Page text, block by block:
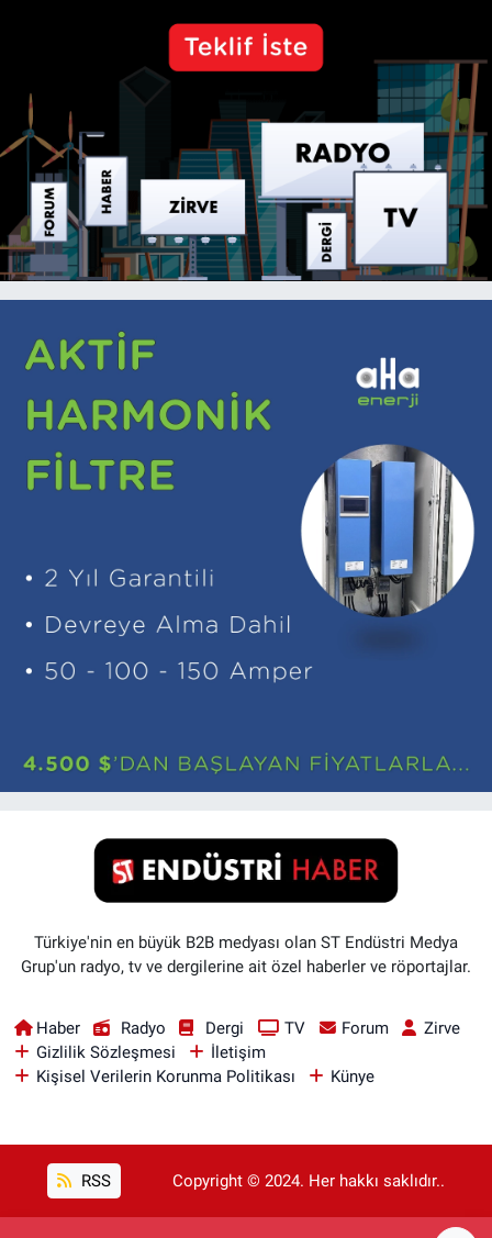
Türkiye'nin en büyük B2B medyası olan ST Endüstri Medya
Grup'un radyo, tv ve dergilerine ait özel haberler ve röportajlar.
Haber Radyo Dergi TV Forum
Zirve
Gizlilik Sözleşmesi
İletişim
Kişisel Verilerin Korunma Politikası
Künye
RSS Copyright © 2024. Her hakkı saklıdır..